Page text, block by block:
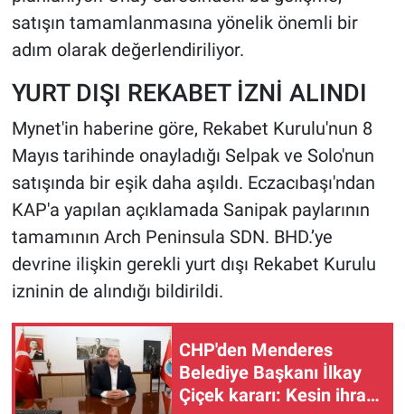
satışın tamamlanmasına yönelik önemli bir
adım olarak değerlendiriliyor.
YURT DIŞI REKABET İZNİ ALINDI
Mynet'in haberine göre, Rekabet Kurulu'nun 8
Mayıs tarihinde onayladığı Selpak ve Solo'nun
satışında bir eşik daha aşıldı. Eczacıbaşı'ndan
KAP'a yapılan açıklamada Sanipak paylarının
tamamının Arch Peninsula SDN. BHD.’ye
devrine ilişkin gerekli yurt dışı Rekabet Kurulu
izninin de alındığı bildirildi.
CHP'den Menderes
Belediye Başkanı İlkay
Çiçek kararı: Kesin ihraç